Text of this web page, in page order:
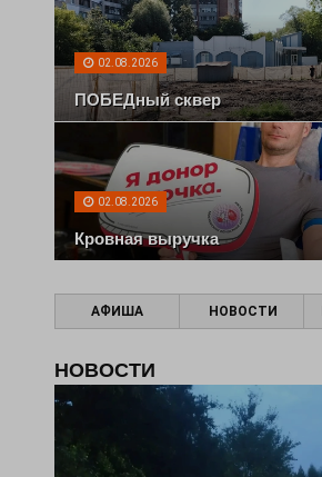
02.08.2026
ПОБЕДный сквер
02.08.2026
Кровная выручка
АФИША НОВОСТИ
НОВОСТИ